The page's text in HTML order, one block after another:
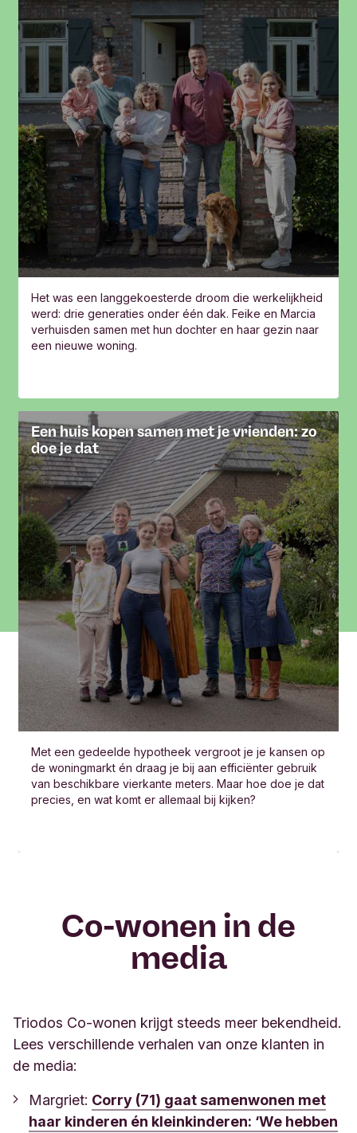
Het was een langgekoesterde droom die werkelijkheid
werd: drie generaties onder één dak. Feike en Marcia
verhuisden samen met hun dochter en haar gezin naar
een nieuwe woning.
Een huis kopen samen met je vrienden: zo
doe je dat
Met een gedeelde hypotheek vergroot je je kansen op
de woningmarkt én draag je bij aan efficiënter gebruik
van beschikbare vierkante meters. Maar hoe doe je dat
precies, en wat komt er allemaal bij kijken?
Co-wonen in de
media
Triodos Co-wonen krijgt steeds meer bekendheid.
Lees verschillende verhalen van onze klanten in
de media:
Margriet: Corry (71) gaat samenwonen met
haar kinderen én kleinkinderen: ‘We hebben